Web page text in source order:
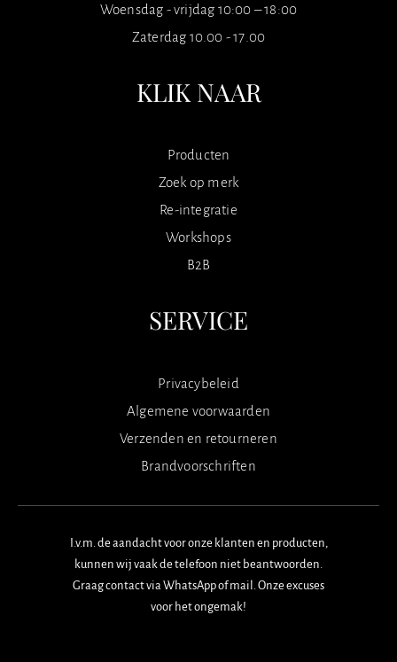
Woensdag - vrijdag 10:00 – 18:00
Zaterdag 10.00 - 17.00
KLIK NAAR
Producten
Zoek op merk
Re-integratie
Workshops
B2B
SERVICE
Privacybeleid
Algemene voorwaarden
Verzenden en retourneren
Brandvoorschriften
I.v.m. de aandacht voor onze klanten en producten,
kunnen wij vaak de telefoon niet beantwoorden.
Graag contact via WhatsApp of mail. Onze excuses
voor het ongemak!